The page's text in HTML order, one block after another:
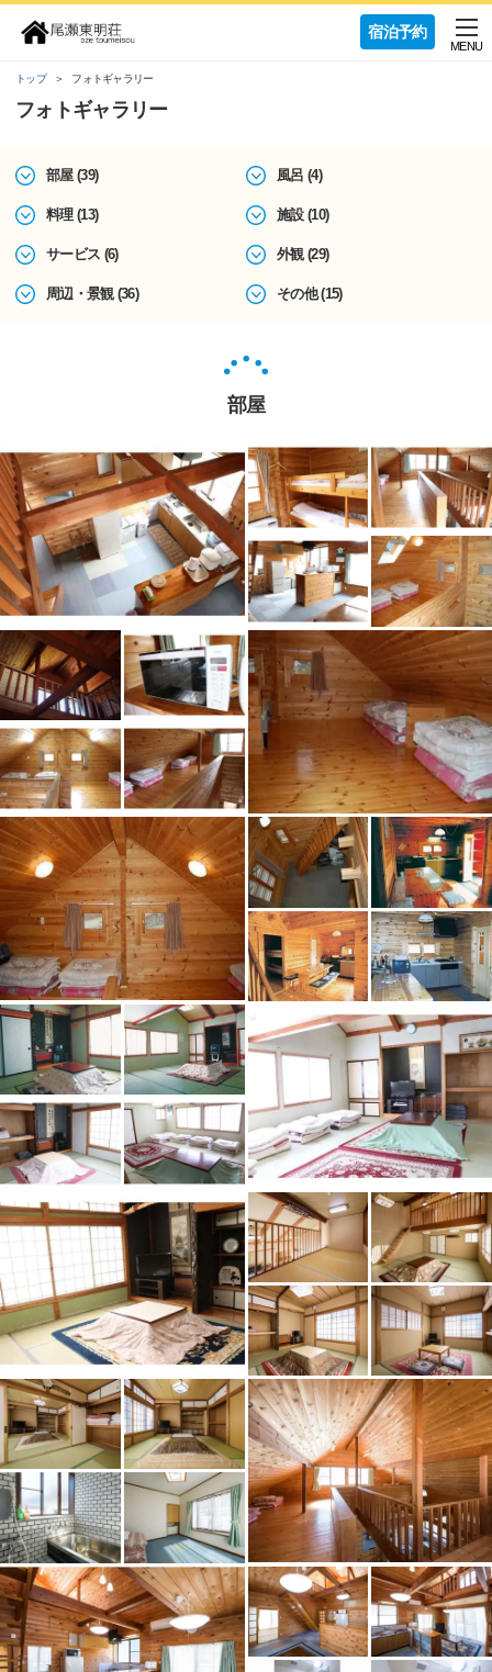
宿泊予約
MENU
トップ フォトギャラリー
フォトギャラリー
部屋 (39) 風呂 (4)
料理 (13) 施設 (10)
サービス (6) 外観 (29)
周辺・景観 (36) その他 (15)
部屋